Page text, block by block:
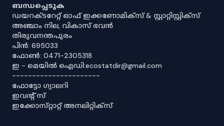
ബന്ധപ്പെടുക
ഡയറക്ടറേറ്റ് ഓഫ് ഇക്കണോമിക്സ് & സ്റ്റാറ്റിസ്റ്റിക്സ്
അഞ്ചാം നില, വികാസ് ഭവൻ
തിരുവനന്തപുരം
പിൻ: 695033
ഫോൺ: 0471-2305318
ഇ - മെയിൽ ഐഡി:ecostatdir@gmail.com
----------------------
ഫോട്ടോ ഗ്യാലറി
ഇവൻ്റ് സ്
ഇക്കോസ്‌റ്റാറ്റ് അനലിറ്റിക്‌സ്